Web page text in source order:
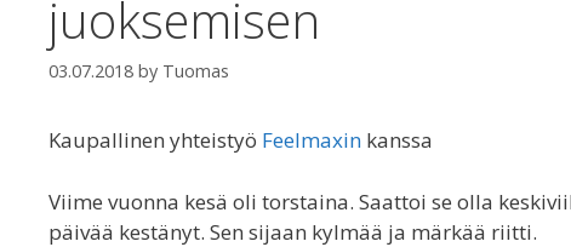
juoksemisen
03.07.2018 by Tuomas
Kaupallinen yhteistyö Feelmaxin kanssa
Viime vuonna kesä oli torstaina. Saattoi se olla
päivää kestänyt. Sen sijaan kylmää ja märkää riitti.